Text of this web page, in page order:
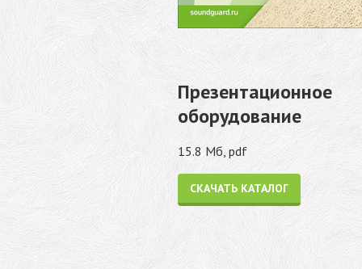
Презентационное
оборудование
15.8 Мб, pdf
СКАЧАТЬ КАТАЛОГ